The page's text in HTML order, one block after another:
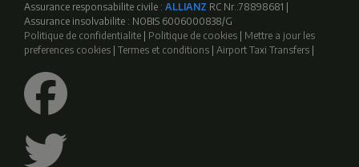
Assurance responsabilite civile : ALLIANZ RC Nr.:78898681 |
Assurance insolvabilite : NOBIS 6006000838/G
Politique de confidentialite
Politique de cookies
Mettre a jour les
preferences cookies Termes et conditions Airport Taxi Transfers